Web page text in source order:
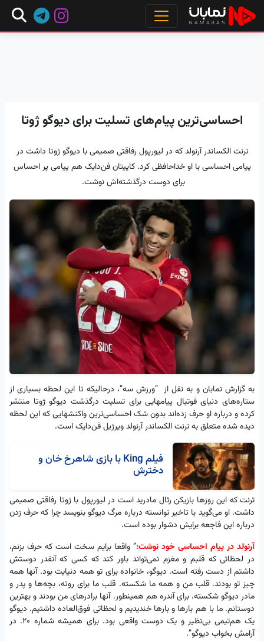
احساسی‌ترین پیام‌های تسلیت برای دیوگو ژوتا
ترنت الکساندر آرنولد که در لیورپول رفاقتی صمیمی با دیوگو ژوتا ‏داشت در
پیامی احساسی با او خداحافظی کرد. کاپیتان فن‌دایک هم ‏پیامی پر احساس
برای دوست درگذشته‌اش نوشت. ‏
به گزارش نمابان و به نقل از “ورزش سه”، درحالیکه تا این لحظه بسیاری از
ستاره‌های ‏دنیای فوتبال پیامهایی برای تسلیت درگذشت دیوگو ژوتا منتشر
کرده ‏و درباره او حرف زده‌اند بدون شک احساسی‌ترین واکنشهایی که این ‏لحظه
دیده شده متعلق به ترنت الکساندر آرنولد ویرژیل فن‌دایک ‏است.
فیلم King با بازی شاهرخ خان و
دخترش
ترنت که این روزها بازیکن رئال مادرید است در لیورپول با ژوتا رفاقتی ‏صمیمی
داشت. او می‌گوید با تاخیر توانسته درباره مرگ دیوگو ‏بنویسد چرا که حرف زدن
درباره این فاجعه برایش دشوار بوده است. ‏
آرنولد در پیام احساسی خود نوشت:” واقعا برایم سخت است که ‏حرف بزنم،
در لحظاتی که قلبم و مغزم نمی‌تواند باور کند که کسی که ‏آنقدر دوستش
داشتم از دست رفته است. دیوگو، خانواده برای تو ‏همه دنیایت بود. آنها همه
چیز تو بودند. قلب من و همه ما ‏شکسته. قلب ما برای روته، بچه‌ها و پدر و
مادر دیوگو شکسته. برای ‏آندره هم همینطور. آنها برادرهای من بودند و بهترین
دوستانم. ما با ‏هم بارها و بارها خندیدیم و لحظاتی فوق‌العاده داشتیم. دیوگو
یک ‏هم‌تیمی بی‌نظیر و یک دوست واقعی بود. برای همیشه شماره 20. ‏در
آرامش بخواب دیوگو”. ‏